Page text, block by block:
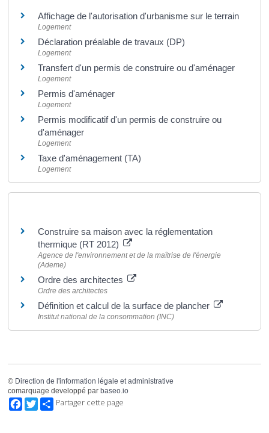
Affichage de l'autorisation d'urbanisme sur le terrain
Logement
Déclaration préalable de travaux (DP)
Logement
Transfert d'un permis de construire ou d'aménager
Logement
Permis d'aménager
Logement
Permis modificatif d'un permis de construire ou
d'aménager
Logement
Taxe d'aménagement (TA)
Logement
Construire sa maison avec la réglementation
thermique (RT 2012)
Agence de l'environnement et de la maîtrise de l'énergie
(Ademe)
Ordre des architectes
Ordre des architectes
Définition et calcul de la surface de plancher
Institut national de la consommation (INC)
© Direction de l'information légale et administrative
comarquage developpé par baseo.io
Facebook
TwitterPartager cette page